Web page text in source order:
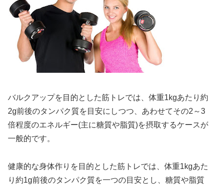
バルクアップを目的とした筋トレでは、体重1kgあたり約
2g前後のタンパク質を目安にしつつ、あわせてその2～3
倍程度のエネルギー(主に糖質や脂質)を摂取するケースが
一般的です。
健康的な身体作りを目的とした筋トレでは、体重1kgあた
り約1g前後のタンパク質を一つの目安とし、糖質や脂質